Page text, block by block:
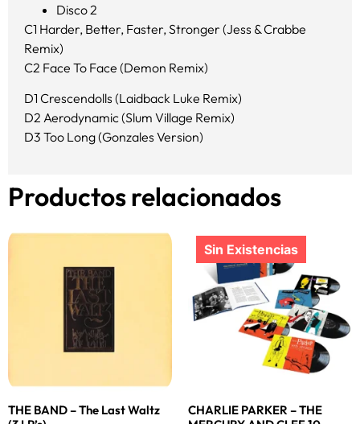
Disco 2
C1 Harder, Better, Faster, Stronger (Jess & Crabbe
Remix)
C2 Face To Face (Demon Remix)
D1 Crescendolls (Laidback Luke Remix)
D2 Aerodynamic (Slum Village Remix)
D3 Too Long (Gonzales Version)
Productos relacionados
THE BAND – The Last Waltz
CHARLIE PARKER – THE